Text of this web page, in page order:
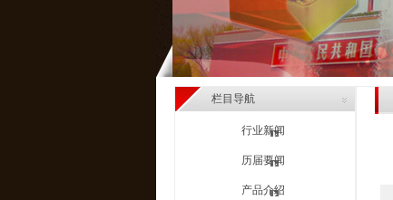
栏目导航
行业新闻
历届要闻
产品介绍